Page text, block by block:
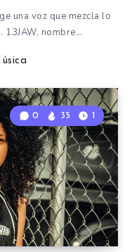
una voz que mezcla lo
13JAW, nombre…
0 35 1